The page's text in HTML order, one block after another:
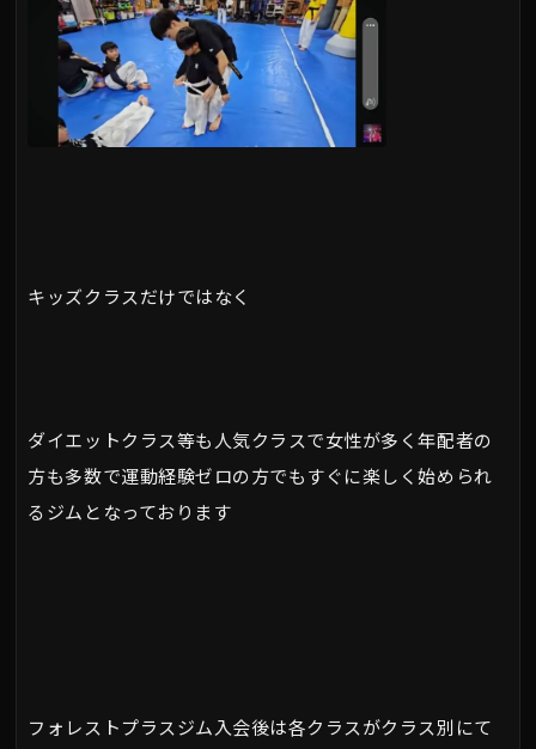
キッズクラスだけではなく
ダイエットクラス等も人気クラスで女性が多く年配者の
方も多数で運動経験ゼロの方でもすぐに楽しく始められ
るジムとなっております
フォレストプラスジム入会後は各クラスがクラス別にて